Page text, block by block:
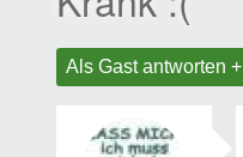
Als Gast antworten +